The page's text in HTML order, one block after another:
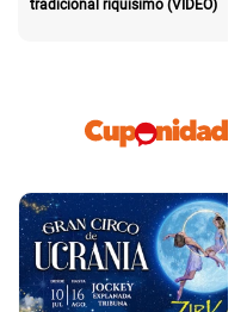
tradicional riquísimo (VIDEO)